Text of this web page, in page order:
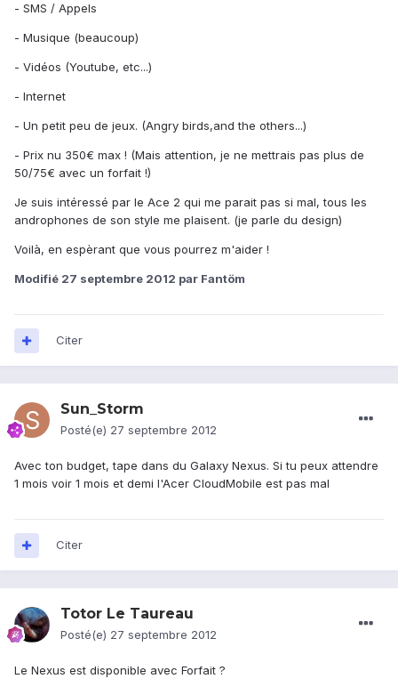
- SMS / Appels
- Musique (beaucoup)
- Vidéos (Youtube, etc...)
- Internet
- Un petit peu de jeux. (Angry birds,and the others...)
- Prix nu 350€ max ! (Mais attention, je ne mettrais pas plus de
50/75€ avec un forfait !)
Je suis intéressé par le Ace 2 qui me parait pas si mal, tous les
androphones de son style me plaisent. (je parle du design)
Voilà, en espèrant que vous pourrez m'aider !
Modifié 27 septembre 2012 par Fantöm
Citer
Sun_Storm
Posté(e) 27 septembre 2012
Avec ton budget, tape dans du Galaxy Nexus. Si tu peux attendre
1 mois voir 1 mois et demi l'Acer CloudMobile est pas mal
Citer
Totor Le Taureau
Posté(e) 27 septembre 2012
Le Nexus est disponible avec Forfait ?